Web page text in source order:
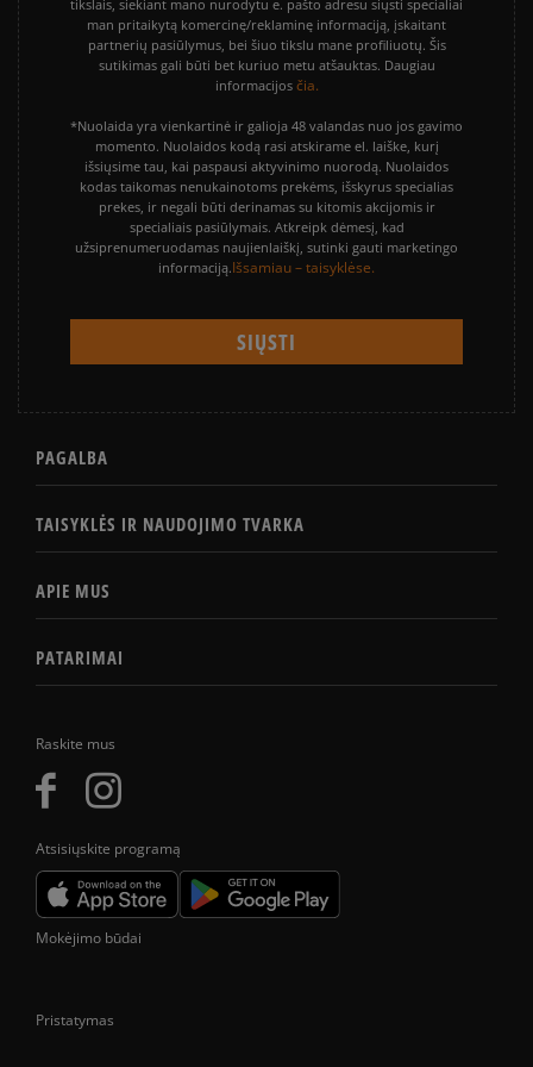
Raskite mus
Atsisiųskite programą
tikslais, siekiant mano nurodytu e. pašto adresu siųsti specialiai
man pritaikytą komercinę/reklaminę informaciją, įskaitant
partnerių pasiūlymus, bei šiuo tikslu mane profiliuotų. Šis
sutikimas gali būti bet kuriuo metu atšauktas. Daugiau
informacijos čia.
*Nuolaida yra vienkartinė ir galioja 48 valandas nuo jos gavimo
momento. Nuolaidos kodą rasi atskirame el. laiške, kurį
išsiųsime tau, kai paspausi aktyvinimo nuorodą. Nuolaidos
kodas taikomas nenukainotoms prekėms, išskyrus specialias
prekes, ir negali būti derinamas su kitomis akcijomis ir
specialiais pasiūlymais. Atkreipk dėmesį, kad
užsiprenumeruodamas naujienlaiškį, sutinki gauti marketingo
informaciją.Išsamiau – taisyklėse.
PAGALBA
TAISYKLĖS IR NAUDOJIMO TVARKA
APIE MUS
PATARIMAI
Mokėjimo būdai
Pristatymas